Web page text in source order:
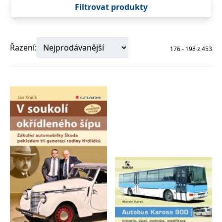
Filtrovat produkty
Řazení: 176- 198z453
PHPSESSID
PHP.net
Zavřením
Cookie
na jazyce
PHP. Toto je
identifikátor
pro daný
web, ale
dobrým
příkladem je
udržování
přihlášeného
stavu
uživatele mezi
stránkami.